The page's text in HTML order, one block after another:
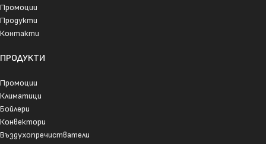
Промоции
Продукти
Контакти
ПРОДУКТИ
Промоции
Климатици
Бойлери
Конвектори
Въздухопречистватели